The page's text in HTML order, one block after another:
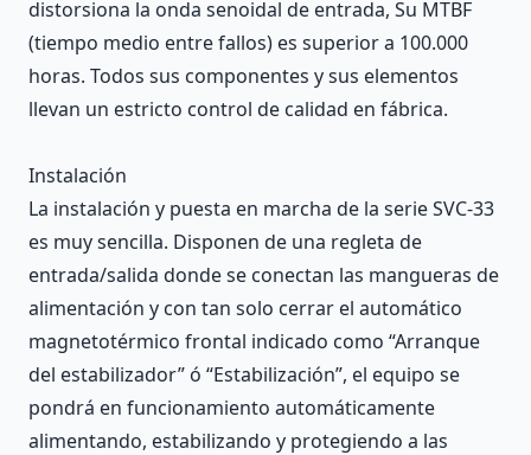
distorsiona la onda senoidal de entrada, Su MTBF
(tiempo medio entre fallos) es superior a 100.000
horas. Todos sus componentes y sus elementos
llevan un estricto control de calidad en fábrica.
Instalación
La instalación y puesta en marcha de la serie SVC-33
es muy sencilla. Disponen de una regleta de
entrada/salida donde se conectan las mangueras de
alimentación y con tan solo cerrar el automático
magnetotérmico frontal indicado como “Arranque
del estabilizador” ó “Estabilización”, el equipo se
pondrá en funcionamiento automáticamente
alimentando, estabilizando y protegiendo a las